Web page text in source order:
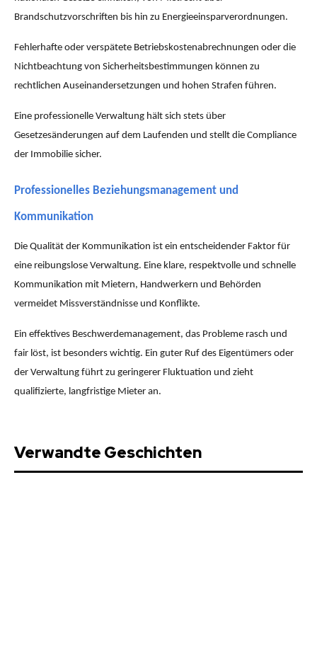
Brandschutzvorschriften bis hin zu Energieeinsparverordnungen.
Fehlerhafte oder verspätete Betriebskostenabrechnungen oder die
Nichtbeachtung von Sicherheitsbestimmungen können zu
rechtlichen Auseinandersetzungen und hohen Strafen führen.
Eine professionelle Verwaltung hält sich stets über
Gesetzesänderungen auf dem Laufenden und stellt die Compliance
der Immobilie sicher.
Professionelles Beziehungsmanagement und
Kommunikation
Die Qualität der Kommunikation ist ein entscheidender Faktor für
eine reibungslose Verwaltung. Eine klare, respektvolle und schnelle
Kommunikation mit Mietern, Handwerkern und Behörden
vermeidet Missverständnisse und Konflikte.
Ein effektives Beschwerdemanagement, das Probleme rasch und
fair löst, ist besonders wichtig. Ein guter Ruf des Eigentümers oder
der Verwaltung führt zu geringerer Fluktuation und zieht
qualifizierte, langfristige Mieter an.
Verwandte Geschichten